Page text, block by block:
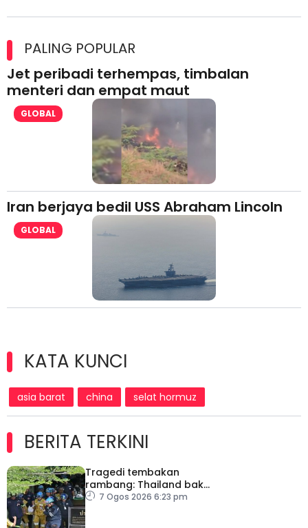
lesen separuh pertama 2026
PALING POPULAR
Jet peribadi terhempas, timbalan
menteri dan empat maut
GLOBAL
Iran berjaya bedil USS Abraham Lincoln
GLOBAL
KATA KUNCI
asia barat china selat hormuz
BERITA TERKINI
Tragedi tembakan
rambang: Thailand bakal
umum pelan tindakan
7 Ogos 2026 6:23 pm